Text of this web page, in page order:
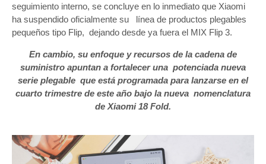
seguimiento interno, se concluye en lo inmediato que Xiaomi
ha suspendido oficialmente su línea de productos plegables
pequeños tipo Flip, dejando desde ya fuera el MIX Flip 3.
En cambio, su enfoque y recursos de la cadena de
suministro apuntan a fortalecer una potenciada nueva
serie plegable que está programada para lanzarse en el
cuarto trimestre de este año bajo la nueva nomenclatura
de Xiaomi 18 Fold.